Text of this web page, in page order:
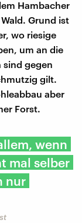
Hambacher
Grund ist
wo riesige
um an die
sind gegen
gilt.
aber
Forst.
wenn
mal selber
nur